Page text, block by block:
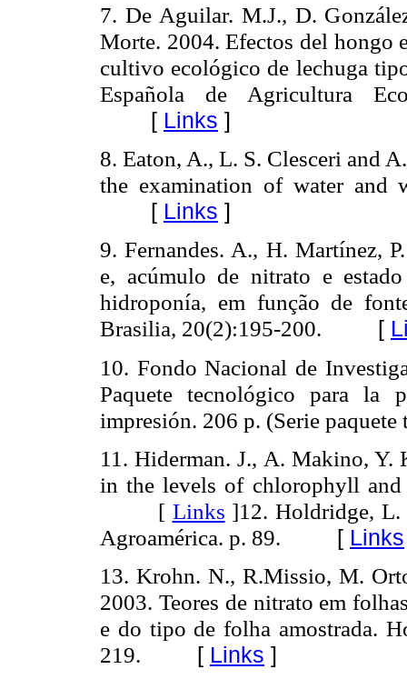
7. De Aguilar. M.J., D.
Morte. 2004. Efectos del hongo
cultivo ecológico de lechuga
Española de Agricultura
[ Links ]
8. Eaton, A., L. S. Clesceri and
the examination of water and
[ Links ]
9. Fernandes. A., H. Martínez,
e, acúmulo de nitrato e
hidroponía, em função de
Brasilia, 20(2):195-200.
[
10. Fondo Nacional de
Paquete tecnológico para la
impresión. 206 p. (Serie
11. Hiderman.J., A. Makino, Y.
in the levels of chlorophyll
[ Links ]12. Holdridge, L.
Agroamérica. p. 89.
[ Links
13. Krohn. N., R.Missio, M.
2003. Teores de nitrato em
e do tipo de folha amostrada.
219.
[ Links ]